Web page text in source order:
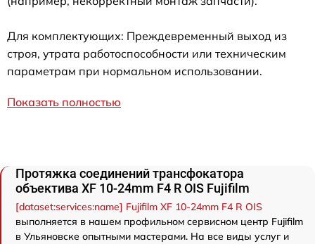
Для комплектующих: Преждевременный выход из
строя, утрата работоспособности или техническим
параметрам при нормальном использовании.
Показать полностью
Протяжка соединений трансфокатора
объектива XF 10-24mm F4 R OIS Fujifilm
[dataset:services:name] Fujifilm XF 10-24mm F4 R OIS
выполняется в нашем профильном сервисном центр Fujifilm
в Ульяновске опытными мастерами. На все виды услуг и